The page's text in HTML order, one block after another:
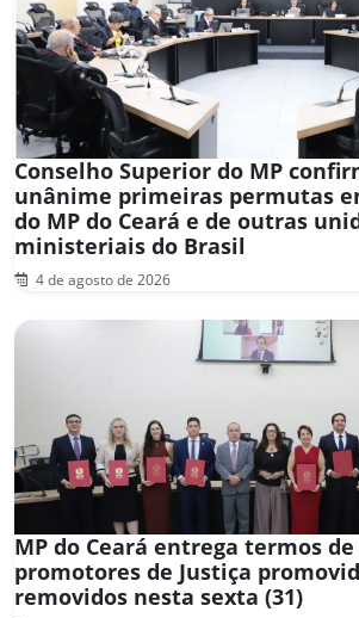
Conselho Superior do MP
unânime primeiras permutas
do MP do Ceará e de outras
ministeriais do Brasil
4 de agosto de 2026
MP do Ceará entrega termos
promotores de Justiça
removidos nesta sexta (31)